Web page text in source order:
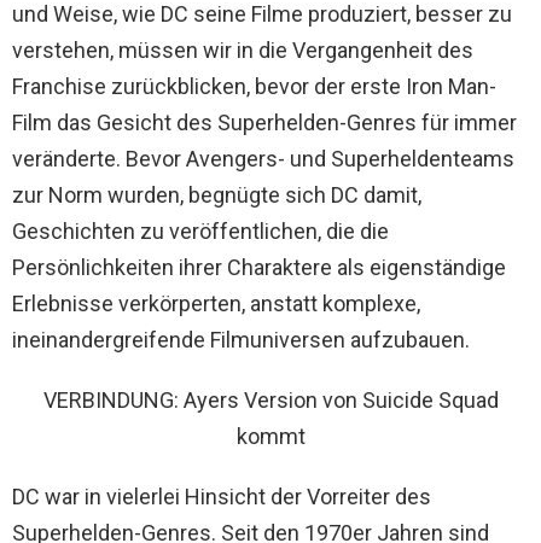
und Weise, wie DC seine Filme produziert, besser zu
verstehen, müssen wir in die Vergangenheit des
Franchise zurückblicken, bevor der erste Iron Man-
Film das Gesicht des Superhelden-Genres für immer
veränderte. Bevor Avengers- und Superheldenteams
zur Norm wurden, begnügte sich DC damit,
Geschichten zu veröffentlichen, die die
Persönlichkeiten ihrer Charaktere als eigenständige
Erlebnisse verkörperten, anstatt komplexe,
ineinandergreifende Filmuniversen aufzubauen.
VERBINDUNG: Ayers Version von Suicide Squad
kommt
DC war in vielerlei Hinsicht der Vorreiter des
Superhelden-Genres. Seit den 1970er Jahren sind